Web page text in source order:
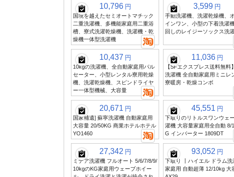
10,796 円
国境を越えたセミオートマチック
二重洗濯機、多機能家庭用二重浴
槽、寮式洗濯乾燥機、洗濯機・乾
燥機一体型洗濯機
3,599 円
手動洗濯機、洗濯乾燥機、
インワン、小型の下着洗濯
回しのレイジーソックス洗
10,437 円
10kgの洗濯機、全自動家庭用パル
セーター、小型レンタル寮用乾燥
機、洗濯乾燥機、スピンドライヤ
ー一体型機械、大容量
11,036 円
【SFエクスプレス送料無料
洗濯機 全自動家庭用ミニレ
寮暖房・乾燥コンボ
20,671 円
国家補遺] 蘇寧洗濯機 自動家庭用
大容量 20/50KG 商業ホテルホテル
YO1460
45,551 円
下取りのリトルスワンウェ
濯機 大容量家庭用全自動 8/
G インバーター 1809DT
27,342 円
ミデア洗濯機 フルオート 5/6/7/8/9/
10kgのKG家庭用ウェーブホイー
93,052 円
下取り 丨ハイエル ドラム洗
家庭用 自動超薄 12/10kg 大